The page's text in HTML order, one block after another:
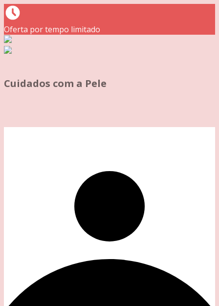
Oferta por tempo limitado
Cuidados com a Pele